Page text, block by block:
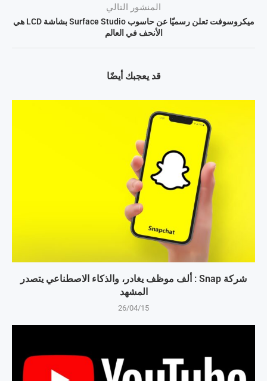
المنشور التالي
ميكروسوفت تعلن رسميّا عن حاسوب Surface Studio بشاشة LCD هي
الأنحف في العالم
قد يعجبك أيضًا
شركة Snap : ألف موظف يغادر، والذكاء الاصطناعي يتصدر
المشهد
26/04/15